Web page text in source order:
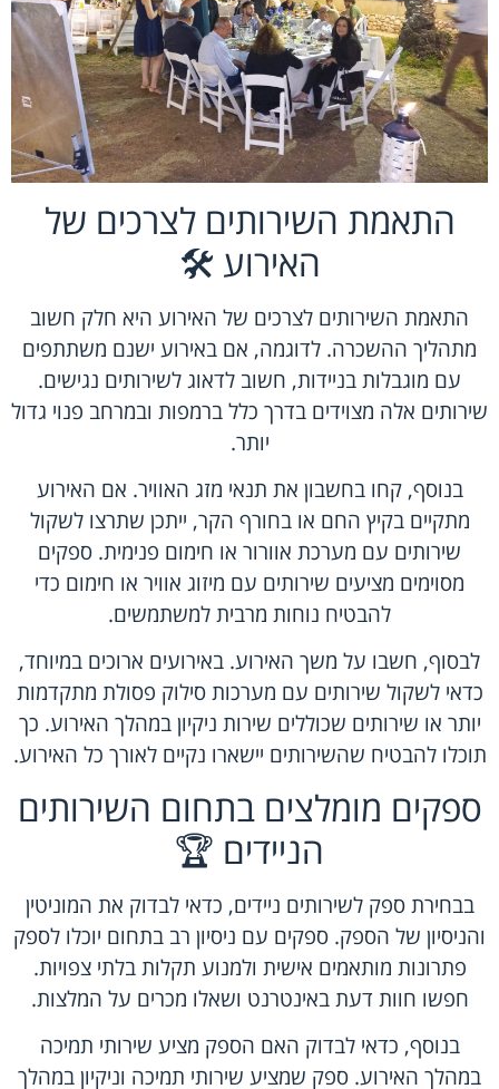
התאמת השירותים לצרכים של
האירוע 🛠️
התאמת השירותים לצרכים של האירוע היא חלק חשוב
מתהליך ההשכרה. לדוגמה, אם באירוע ישנם משתתפים
עם מוגבלות בניידות, חשוב לדאוג לשירותים נגישים.
שירותים אלה מצוידים בדרך כלל ברמפות ובמרחב פנוי גדול
יותר.
בנוסף, קחו בחשבון את תנאי מזג האוויר. אם האירוע
מתקיים בקיץ החם או בחורף הקר, ייתכן שתרצו לשקול
שירותים עם מערכת אוורור או חימום פנימית. ספקים
מסוימים מציעים שירותים עם מיזוג אוויר או חימום כדי
להבטיח נוחות מרבית למשתמשים.
לבסוף, חשבו על משך האירוע. באירועים ארוכים במיוחד,
כדאי לשקול שירותים עם מערכות סילוק פסולת מתקדמות
יותר או שירותים שכוללים שירות ניקיון במהלך האירוע. כך
תוכלו להבטיח שהשירותים יישארו נקיים לאורך כל האירוע.
ספקים מומלצים בתחום השירותים
הניידים 🏆
בבחירת ספק לשירותים ניידים, כדאי לבדוק את המוניטין
והניסיון של הספק. ספקים עם ניסיון רב בתחום יוכלו לספק
פתרונות מותאמים אישית ולמנוע תקלות בלתי צפויות.
חפשו חוות דעת באינטרנט ושאלו מכרים על המלצות.
בנוסף, כדאי לבדוק האם הספק מציע שירותי תמיכה
במהלך האירוע. ספק שמציע שירותי תמיכה וניקיון במהלך